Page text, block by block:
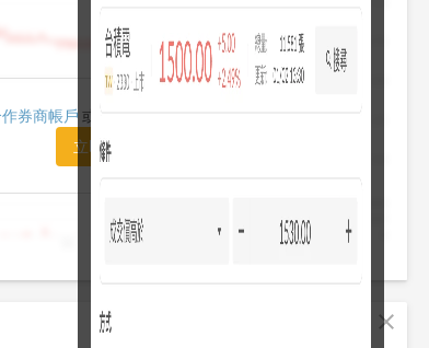
13
1420.00
13:30
券商帳戶 或「訂閱任一方案」即可解鎖
立即前往訂閱
close